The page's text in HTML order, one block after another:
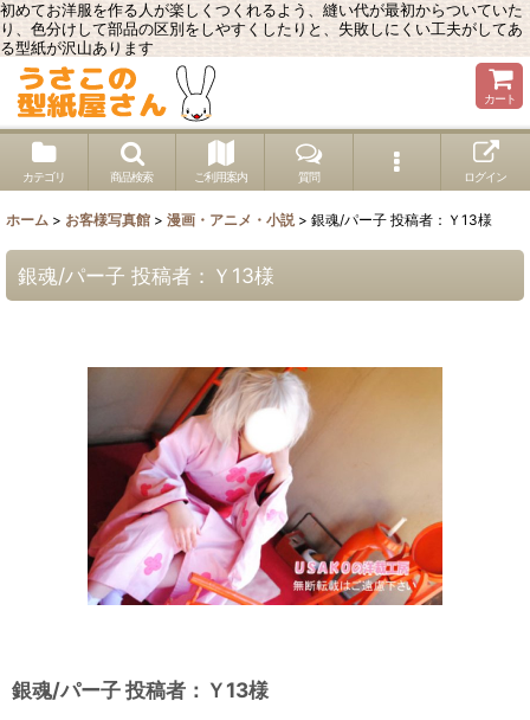
初めてお洋服を作る人が楽しくつくれるよう、縫い代が最初からついていた
り、色分けして部品の区別をしやすくしたりと、失敗しにくい工夫がしてあ
る型紙が沢山あります
カート
カテゴリ 商品検索 ご利用案内 質問 ログイン
ホーム > お客様写真館 > 漫画・アニメ・小説 > 銀魂/パー子 投稿者：Ｙ13様
銀魂/パー子 投稿者：Ｙ13様
銀魂/パー子 投稿者：Ｙ13様